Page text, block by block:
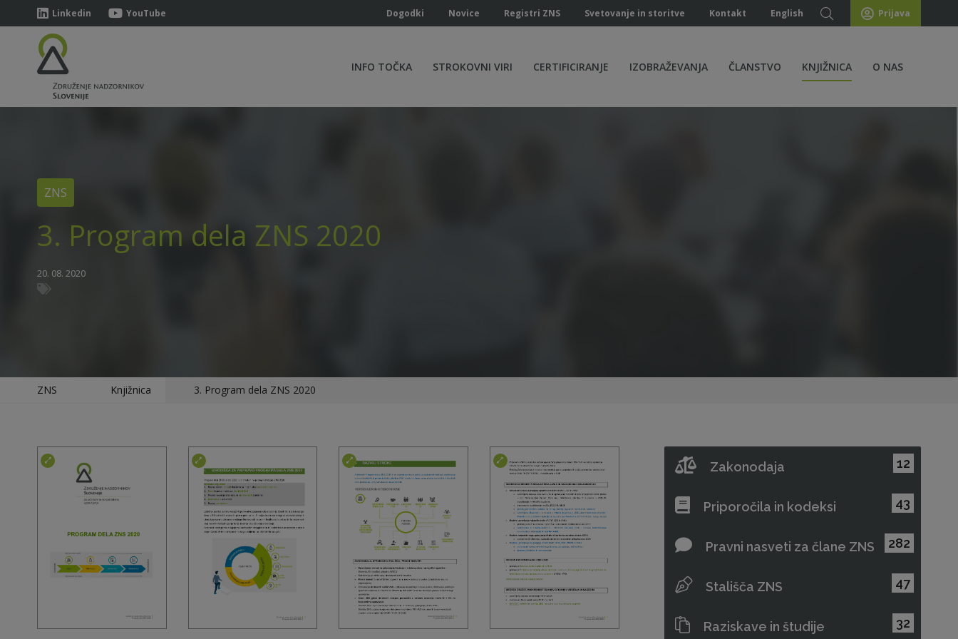
Linkedin YouTube Dogodki Novice Registri ZNS Svetovanje in storitve Kontakt English Prijava
INFO TOČKA STROKOVNI VIRI CERTIFICIRANJE IZOBRAŽEVANJA ČLANSTVO KNJIŽNICA O NAS
ZNS
3. Program dela ZNS 2020
20. 08. 2020
ZNS Knjižnica 3. Program dela ZNS 2020
Zakonodaja 12
Priporočila in kodeksi 43
Pravni nasveti za člane ZNS 282
Stališča ZNS 47
Raziskave in študije 32